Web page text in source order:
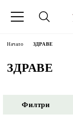
Начало ЗДРАВЕ
ЗДРАВЕ
Филтри